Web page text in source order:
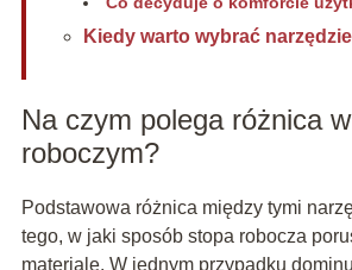
Kiedy warto wybrać
Na czym polega różnica
roboczym?
Podstawowa różnica między tymi
tego, w jaki sposób stopa robocza
materiale. W jednym przypadku